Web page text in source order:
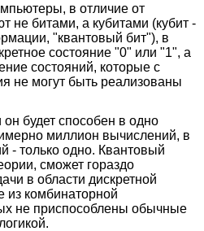
в отличие от
не битами, а кубитами (кубит -
"квантовый бит"), в
состояние "0" или "1", а
состояний, которые с
не могут быть реализованы
он будет способен в одно
миллион вычислений, в
- только одно. Квантовый
сможет гораздо
в области дискретной
из комбинаторной
не приспособлены обычные